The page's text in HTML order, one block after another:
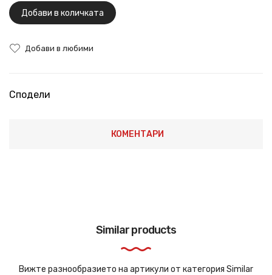
Добави в количката
Добави в любими
Сподели
КОМЕНТАРИ
Similar products
Вижте разнообразието на артикули от категория Similar